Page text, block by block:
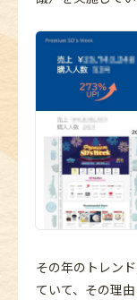
その年のトレン
ていて、その理